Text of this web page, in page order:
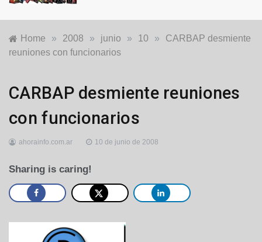
Home » 2008 » junio » 10 »
CARBAP desmiente
reuniones con funcionarios
Locales
CARBAP desmiente reuniones
con funcionarios
ahorainfo.com.ar 10 de junio de 2008
Sharing is caring!